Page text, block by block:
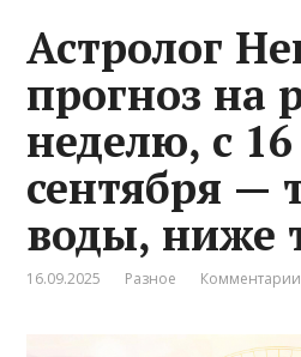
Астролог
прогноз на
неделю, с
сентября —
воды, ниже
16.09.2025 Разное